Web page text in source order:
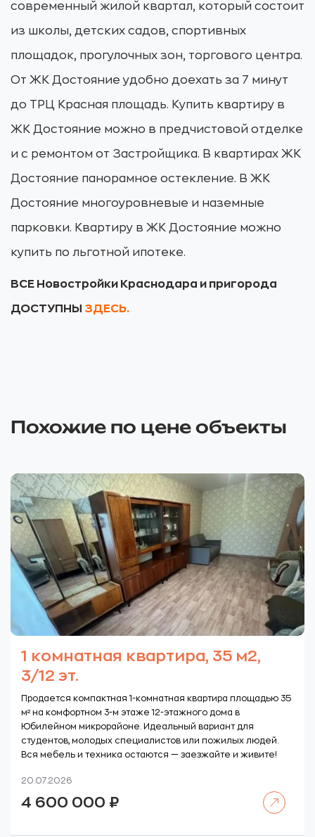
современный жилой квартал, который состоит
из школы, детских садов, спортивных
площадок, прогулочных зон, торгового центра.
От ЖК Достояние удобно доехать за 7 минут
до ТРЦ Красная площадь. Купить квартиру в
ЖК Достояние можно в предчистовой отделке
и с ремонтом от Застройщика. В квартирах ЖК
Достояние панорамное остекление. В ЖК
Достояние многоуровневые и наземные
парковки. Квартиру в ЖК Достояние можно
купить по льготной ипотеке.
ВСЕ Новостройки Краснодара и пригорода
ДОСТУПНЫ ЗДЕСЬ.
Похожие по цене объекты
1 комнатная квартира, 35 м2,
3/12 эт.
Продается компактная 1-комнатная квартира площадью 35
м² на комфортном 3-м этаже 12-этажного дома в
Юбилейном микрорайоне. Идеальный вариант для
студентов, молодых специалистов или пожилых людей.
Вся мебель и техника остаются — заезжайте и живите!
20.07.2026
4 600 000 ₽